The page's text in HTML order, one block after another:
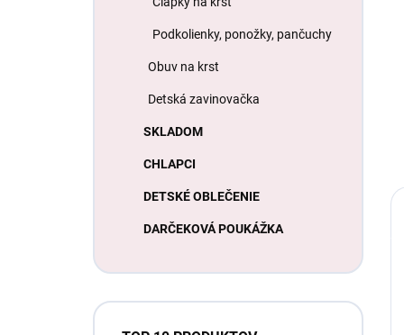
Podkolienky, ponožky, pančuchy
Obuv na krst
Detská zavinovačka
SKLADOM
CHLAPCI
DETSKÉ OBLEČENIE
DARČEKOVÁ POUKÁŽKA